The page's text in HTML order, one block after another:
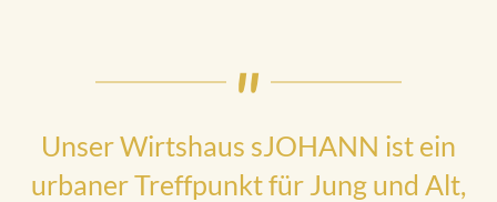
Unser Wirtshaus sJOHANN ist ein
urbaner Treffpunkt für Jung und Alt,